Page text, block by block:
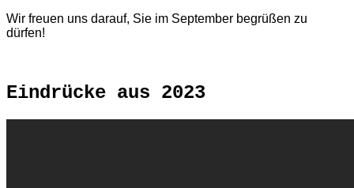
Wir freuen uns darauf, Sie im September begrüßen zu
dürfen!
Eindrücke aus 2023